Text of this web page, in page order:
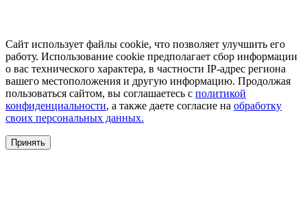
Сайт использует файлы cookie, что позволяет улучшить его
работу. Использование cookie предполагает сбор информации
о вас технического характера, в частности IP-адрес региона
вашего местоположения и другую информацию. Продолжая
пользоваться сайтом, вы соглашаетесь с политикой
конфиденциальности, а также даете согласие на обработку
своих персональных данных.
Принять